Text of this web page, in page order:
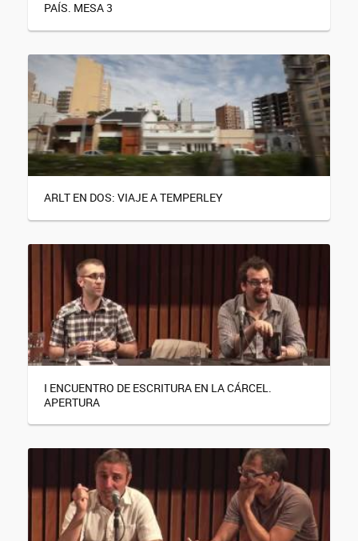
PAÍS. MESA 3
ARLT EN DOS: VIAJE A TEMPERLEY
I ENCUENTRO DE ESCRITURA EN LA CÁRCEL.
APERTURA